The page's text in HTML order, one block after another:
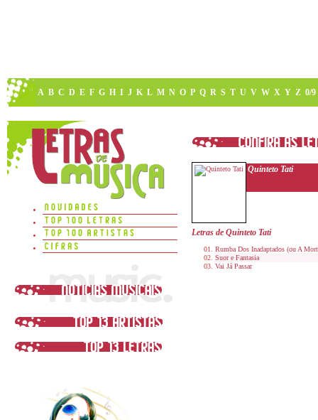
A B C D E F G H I J K L M N O P Q R S T U V W X Y Z 0/9
Quinteto Tati
Letras de Quinteto Tati
Rumba Dos Inadaptados (ou A
Suor e Fantasia
Vai Já Passar